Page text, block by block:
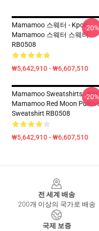
Mamamoo 스웨터 - Kpop
Mamamoo 스웨터 스웨터
RB0508
₩5,642,910 - ₩6,607,510
-20%
Mamamoo Sweatshirts -
Mamamoo Red Moon
Sweatshirt RB0508
₩5,642,910 - ₩6,607,510
-20%
전 세계 배송
200개 이상의 국가로 배송
국제 보증